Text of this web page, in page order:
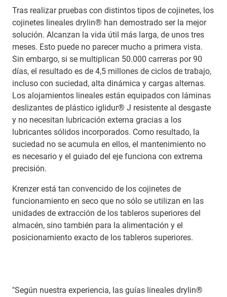
Tras realizar pruebas con distintos tipos de cojinetes, los
cojinetes lineales drylin® han demostrado ser la mejor
solución. Alcanzan la vida útil más larga, de unos tres
meses. Esto puede no parecer mucho a primera vista.
Sin embargo, si se multiplican 50.000 carreras por 90
días, el resultado es de 4,5 millones de ciclos de trabajo,
incluso con suciedad, alta dinámica y cargas alternas.
Los alojamientos lineales están equipados con láminas
deslizantes de plástico iglidur® J resistente al desgaste
y no necesitan lubricación externa gracias a los
lubricantes sólidos incorporados. Como resultado, la
suciedad no se acumula en ellos, el mantenimiento no
es necesario y el guiado del eje funciona con extrema
precisión.
Krenzer está tan convencido de los cojinetes de
funcionamiento en seco que no sólo se utilizan en las
unidades de extracción de los tableros superiores del
almacén, sino también para la alimentación y el
posicionamiento exacto de los tableros superiores.
"Según nuestra experiencia, las guías lineales drylin®